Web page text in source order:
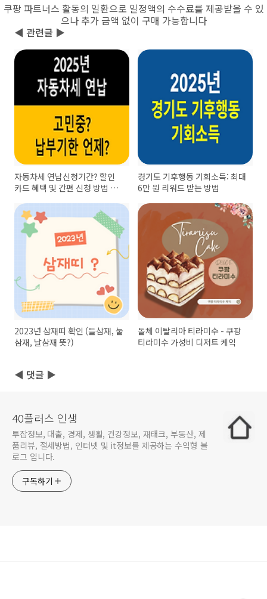
쿠팡 파트너스 활동의 일환으로 일정액의 수수료를 제공받을 수 있
으나 추가 금액 없이 구매 가능합니다
◀ 관련글 ▶
자동차세 연납신청기간? 할인
카드 혜택 및 간편 신청 방법 A
경기도 기후행동 기회소득: 최대
6만 원 리워드 받는 방법
2023년 삼재띠 확인 (들삼재, 눌
삼재, 날삼재 뜻?)
돌체 이탈리아 티라미수 - 쿠팡
티라미수 가성비 디저트 케익
◀ 댓글 ▶
40플러스 인생
투잡정보, 대출, 경제, 생활, 건강정보, 재태크, 부동산, 제
품리뷰, 절세방법, 인터넷 및 it정보를 제공하는 수익형 블
로그 입니다.
구독하기